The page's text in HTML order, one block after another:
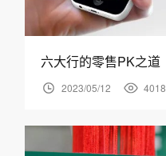
六大行的零售PK之道
2023/05/12 4018